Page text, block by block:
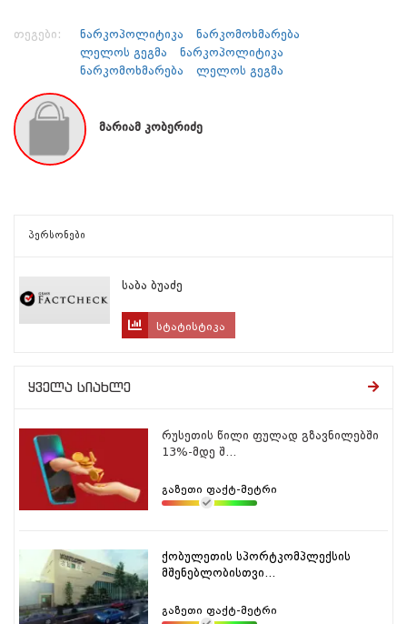
თეგები: ნარკოპოლიტიკა
ნარკომოხმარება
ლელოს გეგმა
ნარკოპოლიტიკა
ნარკომოხმარება
ლელოს გეგმა
მარიამ კობერიძე
პერსონები
საბა ბუაძე
სტატისტიკა
ყველა სიახლე
რუსეთის წილი ფულად გზავნილებში
13%-მდე შ...
გაზეთი ფაქტ-მეტრი
ქობულეთის სპორტკომპლექსის
მშენებლობისთვი...
გაზეთი ფაქტ-მეტრი